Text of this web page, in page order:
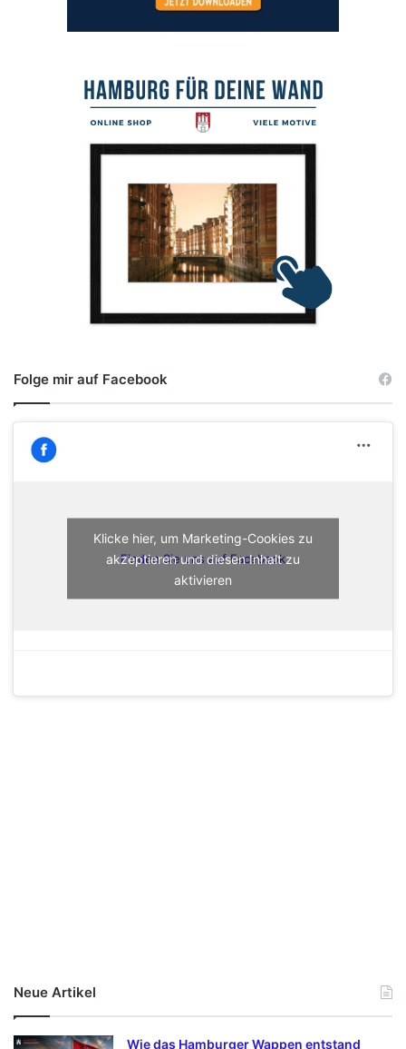
Folge mir auf Facebook
Finden Sie uns auf Facebook
Klicke hier, um Marketing-Cookies zu
akzeptieren und diesen Inhalt zu
aktivieren
Neue Artikel
Wie das Hamburger Wappen entstand